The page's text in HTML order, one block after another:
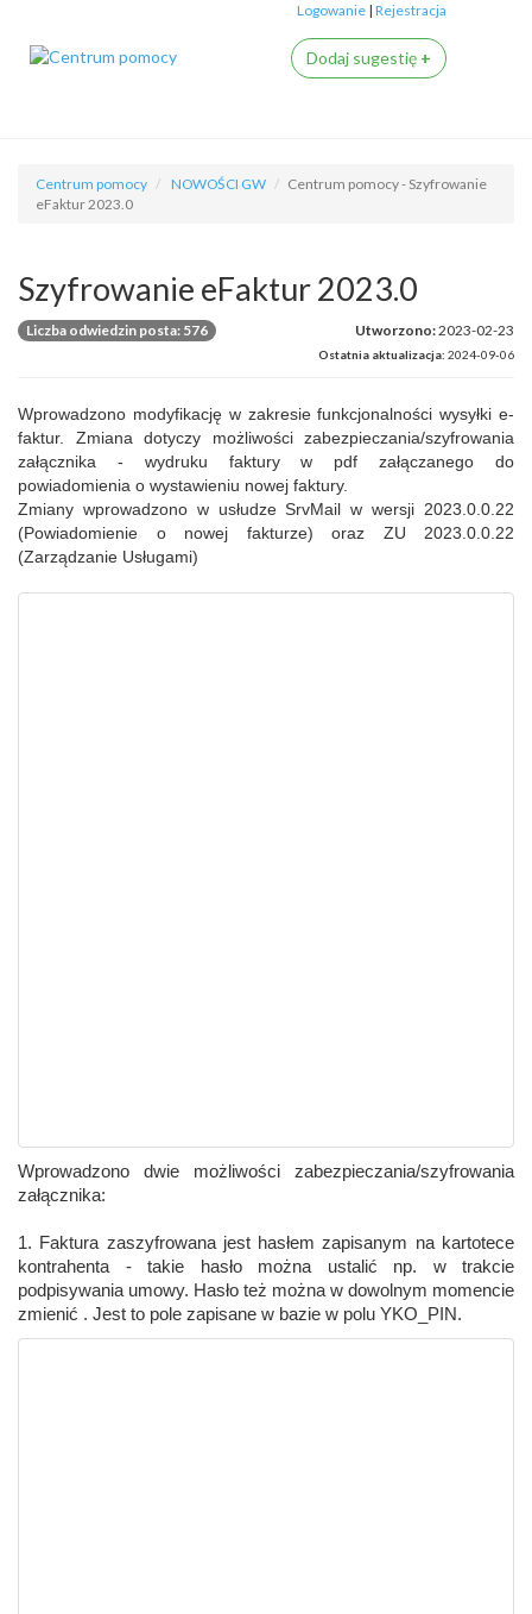
Logowanie |Rejestracja
Dodaj sugestię +
Centrum pomocy NOWOŚCI GW
Centrum pomocy - Szyfrowanie
eFaktur 2023.0
Szyfrowanie eFaktur 2023.0
Utworzono:2023-02-23
Ostatnia aktualizacja: 2024-09-06
Liczba odwiedzin posta: 576
Wprowadzono modyfikację w zakresie funkcjonalności wysyłki e-
faktur. Zmiana dotyczy możliwości zabezpieczania/szyfrowania
załącznika - wydruku faktury w pdf załączanego do
powiadomienia o wystawieniu nowej faktury.
Zmiany wprowadzono w usłudze SrvMail w wersji 2023.0.0.22
(Powiadomienie o nowej fakturze) oraz ZU 2023.0.0.22
(Zarządzanie Usługami)
Wprowadzono dwie możliwości zabezpieczania/szyfrowania
załącznika:
1. Faktura zaszyfrowana jest hasłem zapisanym na kartotece
kontrahenta - takie hasło można ustalić np. w trakcie
podpisywania umowy. Hasło też można w dowolnym momencie
zmienić . Jest to pole zapisane w bazie w polu YKO_PIN.